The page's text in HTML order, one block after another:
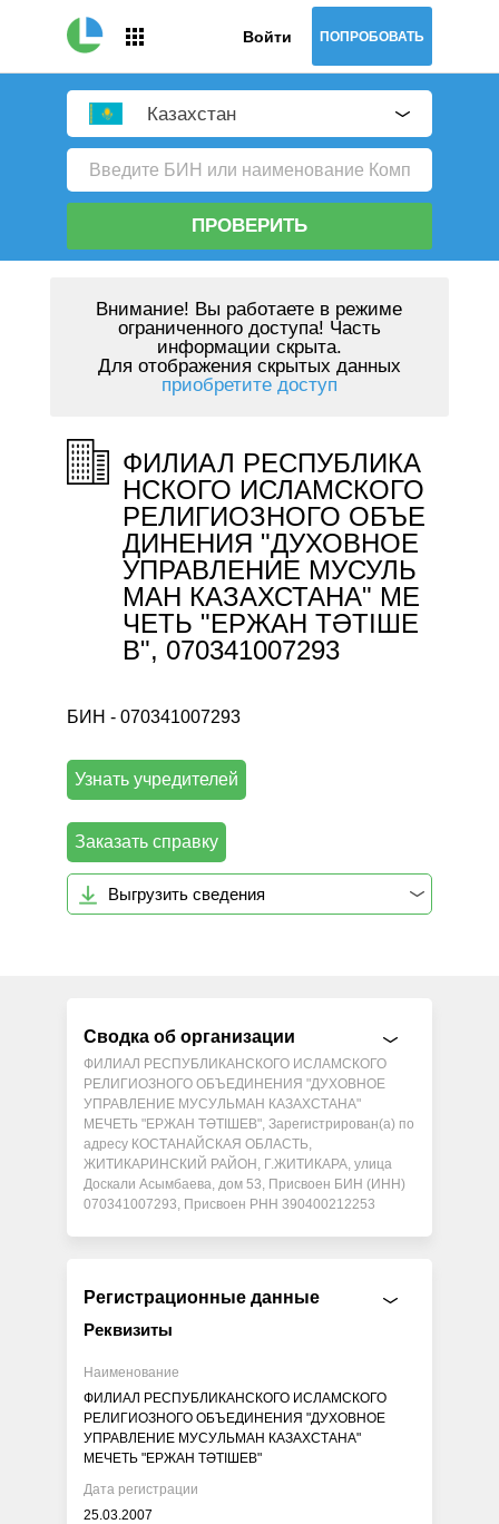
Войти ПОПРОБОВАТЬ
Казахстан
ПРОВЕРИТЬ
Внимание! Вы работаете в режиме
ограниченного доступа! Часть
информации скрыта.
Для отображения скрытых данных
приобретите доступ
ФИЛИАЛ РЕСПУБЛИКА
НСКОГО ИСЛАМСКОГО
РЕЛИГИОЗНОГО ОБЪЕ
ДИНЕНИЯ "ДУХОВНОЕ
УПРАВЛЕНИЕ МУСУЛЬ
МАН КАЗАХСТАНА" МЕ
ЧЕТЬ "ЕРЖАН ТӘТІШЕ
В", 070341007293
БИН - 070341007293
Узнать учредителей
Заказать справку
Выгрузить сведения
Сводка об организации
ФИЛИАЛ РЕСПУБЛИКАНСКОГО ИСЛАМСКОГО
РЕЛИГИОЗНОГО ОБЪЕДИНЕНИЯ "ДУХОВНОЕ
УПРАВЛЕНИЕ МУСУЛЬМАН КАЗАХСТАНА"
МЕЧЕТЬ "ЕРЖАН ТӘТІШЕВ", Зарегистрирован(а) по
адресу КОСТАНАЙСКАЯ ОБЛАСТЬ,
ЖИТИКАРИНСКИЙ РАЙОН, Г.ЖИТИКАРА, улица
Доскали Асымбаева, дом 53, Присвоен БИН (ИНН)
070341007293, Присвоен РНН 390400212253
Регистрационные данные
Реквизиты
Наименование
ФИЛИАЛ РЕСПУБЛИКАНСКОГО ИСЛАМСКОГО
РЕЛИГИОЗНОГО ОБЪЕДИНЕНИЯ "ДУХОВНОЕ
УПРАВЛЕНИЕ МУСУЛЬМАН КАЗАХСТАНА"
МЕЧЕТЬ "ЕРЖАН ТӘТІШЕВ"
Дата регистрации
25.03.2007